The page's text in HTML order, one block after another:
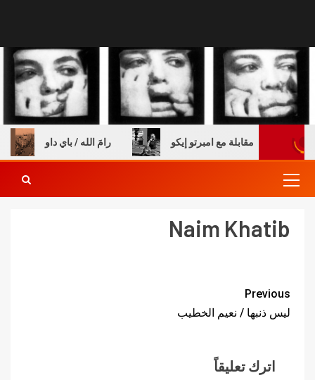
رامَ الله / باي داو والكتب – مقابلة مع امبرتو إيكو
Naim Khatib
Previous
ليس ذنبها / نعيم الخطيب
اترك تعليقاً